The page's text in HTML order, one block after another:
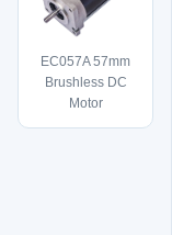
EC057A 57mm
Brushless DC
Motor